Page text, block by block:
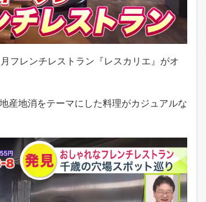
フレンチレストラン『レスカリエ』がオ
産地消をテーマにした料理がカジュアルな